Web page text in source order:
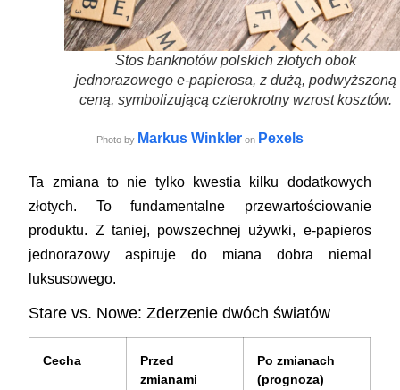
Stos banknotów polskich złotych obok
jednorazowego e-papierosa, z dużą, podwyższoną
ceną, symbolizującą czterokrotny wzrost kosztów.
Photo by Markus Winkler on Pexels
Ta zmiana to nie tylko kwestia kilku dodatkowych
złotych. To fundamentalne przewartościowanie
produktu. Z taniej, powszechnej używki, e-papieros
jednorazowy aspiruje do miana dobra niemal
luksusowego.
Stare vs. Nowe: Zderzenie dwóch światów
Cecha
Przed
zmianami
Po zmianach
(prognoza)